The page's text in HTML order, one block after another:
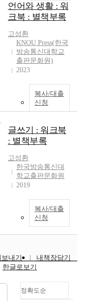
언어와 생활 : 워
크북 : 별책부록
고성환
KNOU Press(한국
방송통신대학교
출판문화원)
2023
복사/대출
신청
글쓰기 : 워크북
: 별책부록
고성환
한국방송통신대
학교출판문화원
2019
복사/대출
신청
내기
내책장담기
한글로보기
정확도순